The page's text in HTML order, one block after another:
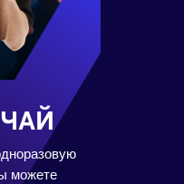
можете